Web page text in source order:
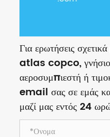
Για ερωτήσεις
atlas copco, γνήσιο
αεροσυμπιεστή ή
email σας σε εμάς
μαζί μας εντός 24